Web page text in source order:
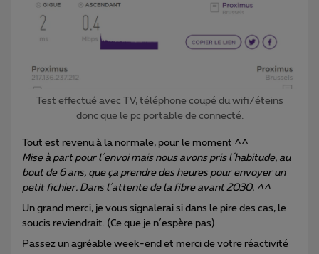
Test effectué avec TV, téléphone coupé du wifi/éteins
donc que le pc portable de connecté.
Tout est revenu à la normale, pour le moment ^^
Mise à part pour l´envoi mais nous avons pris l´habitude, au
bout de 6 ans, que ça prendre des heures pour envoyer un
petit fichier. Dans l´attente de la fibre avant 2030. ^^
Un grand merci, je vous signalerai si dans le pire des cas, le
soucis reviendrait. (Ce que je n´espère pas)
Passez un agréable week-end et merci de votre réactivité